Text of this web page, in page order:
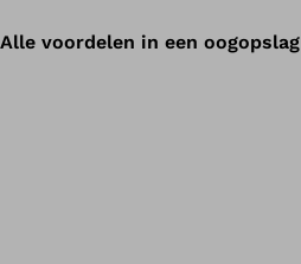
Alle voordelen in een oogopslag